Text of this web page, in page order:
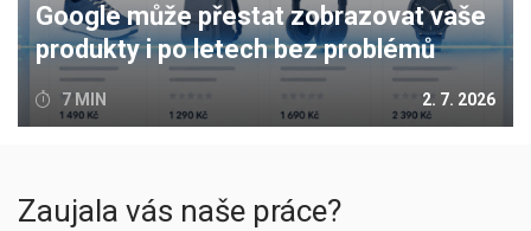
Google může přestat zobrazovat vaše
produkty i po letech bez problémů
7 MIN 2. 7. 2026
Zaujala vás naše práce?